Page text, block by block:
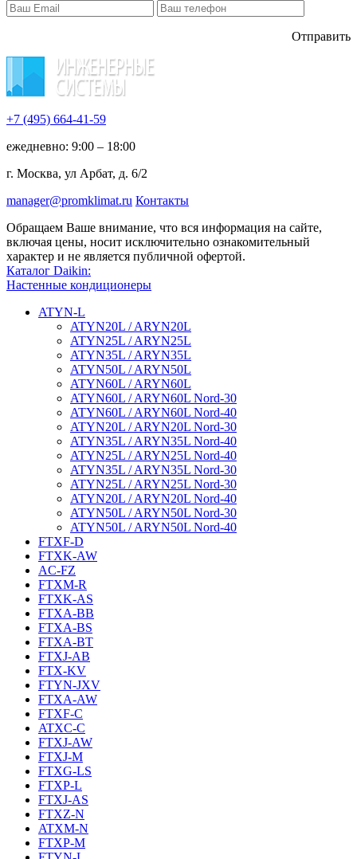
Отправить
+7 (495) 664-41-59
ежедневно: 9:00 – 18:00
г. Москва, ул Арбат, д. 6/2
manager@promklimat.ru Контакты
Обращаем Ваше внимание, что вся информация на сайте,
включая цены, носит исключительно ознакомительный
характер и не является публичной офертой.
Каталог Daikin:
Настенные кондиционеры
ATYN-L
ATYN20L / ARYN20L
ATYN25L / ARYN25L
ATYN35L / ARYN35L
ATYN50L / ARYN50L
ATYN60L / ARYN60L
ATYN60L / ARYN60L Nord-30
ATYN60L / ARYN60L Nord-40
ATYN20L / ARYN20L Nord-30
ATYN35L / ARYN35L Nord-40
ATYN25L / ARYN25L Nord-40
ATYN35L / ARYN35L Nord-30
ATYN25L / ARYN25L Nord-30
ATYN20L / ARYN20L Nord-40
ATYN50L / ARYN50L Nord-30
ATYN50L / ARYN50L Nord-40
FTXF-D
FTXK-AW
AC-FZ
FTXM-R
FTXK-AS
FTXA-BB
FTXA-BS
FTXA-BT
FTXJ-AB
FTX-KV
FTYN-JXV
FTXA-AW
FTXF-C
ATXC-C
FTXJ-AW
FTXJ-M
FTXG-LS
FTXP-L
FTXJ-AS
FTXZ-N
ATXM-N
FTXP-M